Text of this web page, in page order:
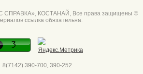
СПРАВКА», КОСТАНАЙ, Все права защищены ©
ссылка обязательна.
8(7142) 390-700, 390-252